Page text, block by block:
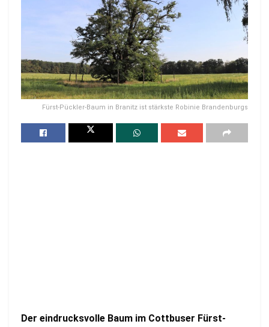
Fürst-Pückler-Baum in Branitz ist stärkste Robinie Brandenburgs
Der eindrucksvolle Baum im Cottbuser Fürst-